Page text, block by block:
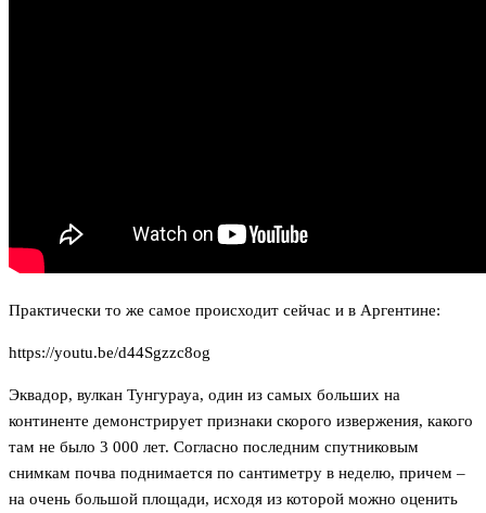
Практически то же самое происходит сейчас и в Аргентине:
https://youtu.be/d44Sgzzc8og
Эквадор, вулкан Тунгурауа, один из самых больших на
континенте демонстрирует признаки скорого извержения, какого
там не было 3 000 лет. Согласно последним спутниковым
снимкам почва поднимается по сантиметру в неделю, причем –
на очень большой площади, исходя из которой можно оценить